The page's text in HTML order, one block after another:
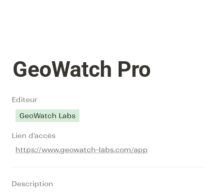
GeoWatch Pro
Editeur
GeoWatch Labs
Lien d'accès
https://www.geowatch-labs.com/app
Description